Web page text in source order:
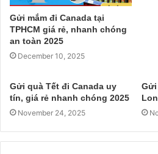
Gửi mắm đi Canada tại
TPHCM giá rẻ, nhanh chóng
an toàn 2025
December 10, 2025
Gửi quà Tết đi Canada uy
tín, giá rẻ nhanh chóng 2025
November 24, 2025
Gửi